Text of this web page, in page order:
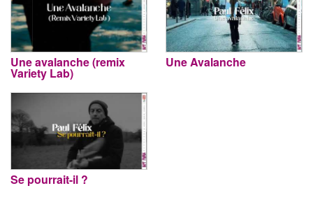
Une avalanche (remix
Variety Lab)
Une Avalanche
Se pourrait-il ?